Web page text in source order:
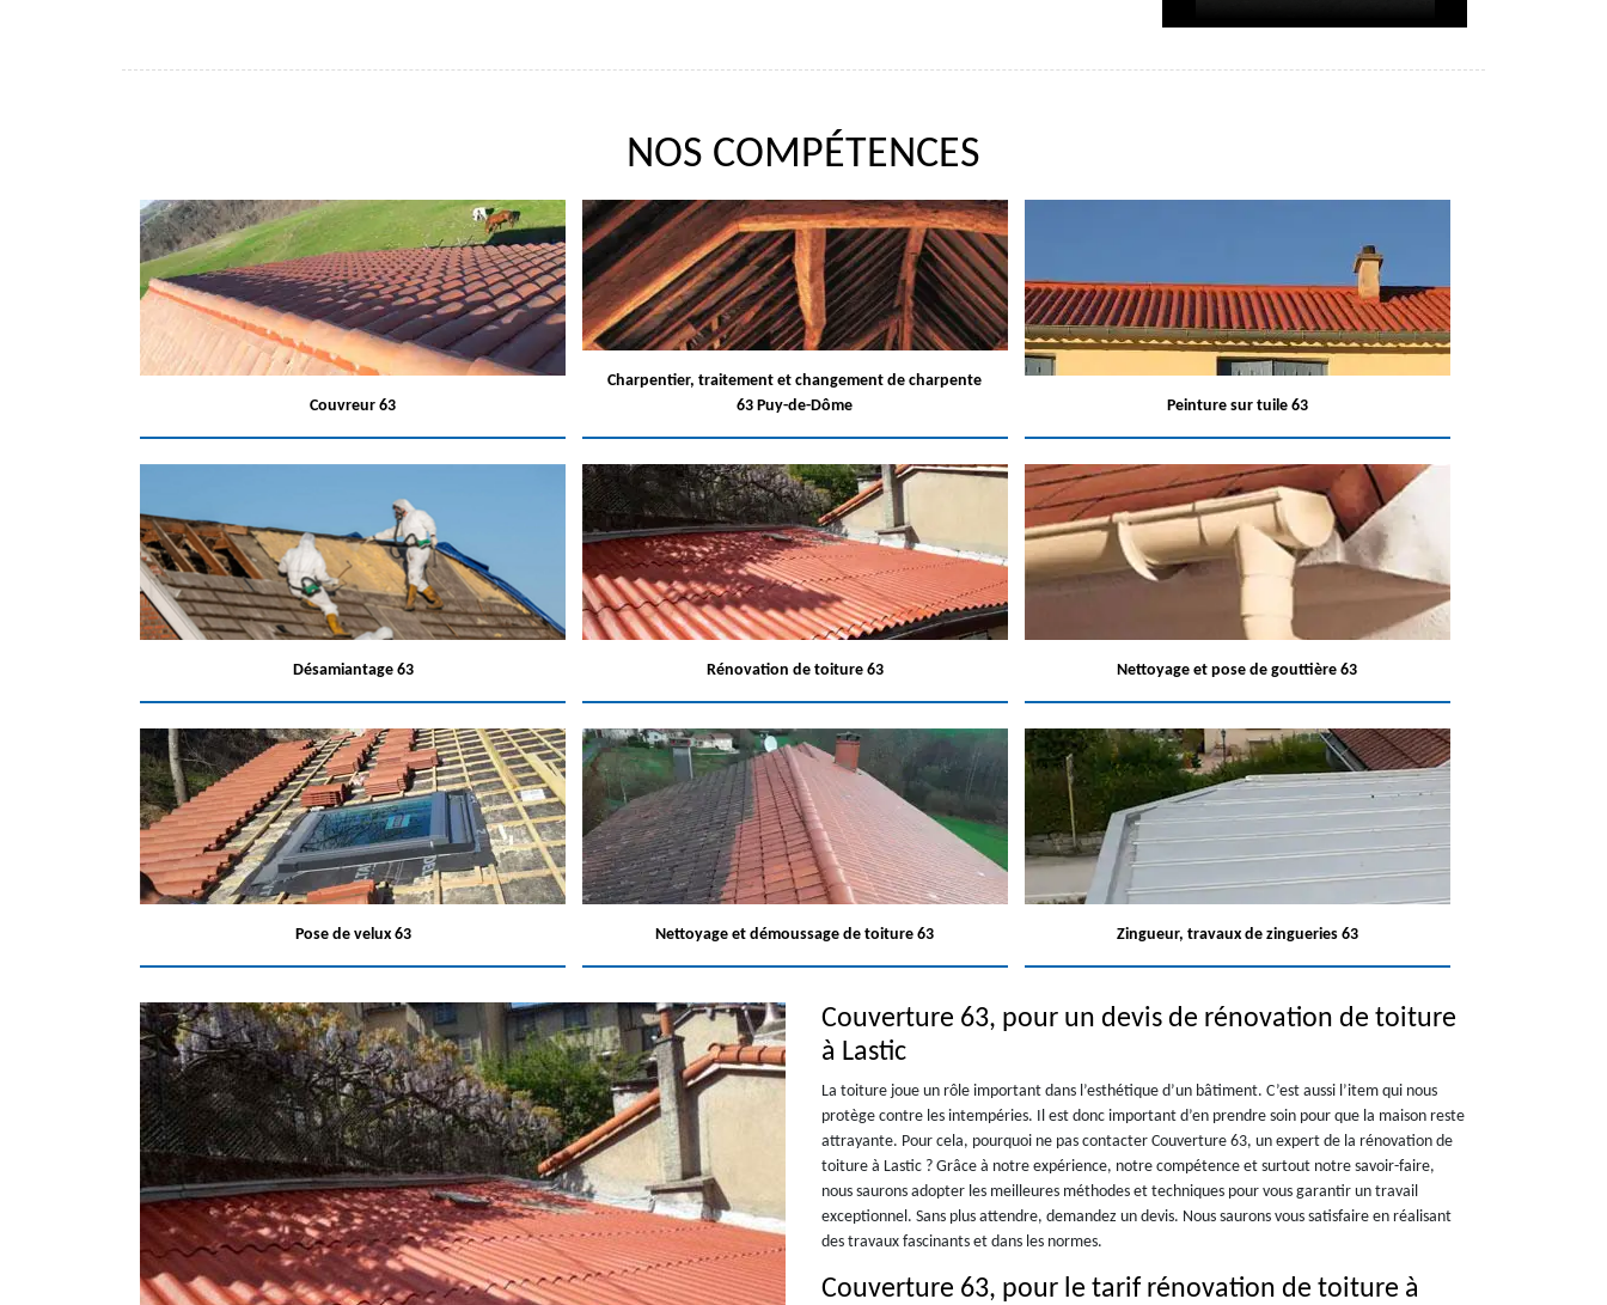
NOS COMPÉTENCES
Couvreur 63
Charpentier, traitement et changement de charpente
63 Puy-de-Dôme
Peinture sur tuile 63
Désamiantage 63 Rénovation de toiture 63 Nettoyage et pose de gouttière 63
Pose de velux 63 Nettoyage et démoussage de toiture 63 Zingueur, travaux de zingueries 63
Couverture 63, pour un devis de rénovation de toiture
à Lastic
La toiture joue un rôle important dans l’esthétique d’un bâtiment. C’est aussi l’item qui nous
protège contre les intempéries. Il est donc important d’en prendre soin pour que la maison reste
attrayante. Pour cela, pourquoi ne pas contacter Couverture 63, un expert de la rénovation de
toiture à Lastic ? Grâce à notre expérience, notre compétence et surtout notre savoir-faire,
nous saurons adopter les meilleures méthodes et techniques pour vous garantir un travail
exceptionnel. Sans plus attendre, demandez un devis. Nous saurons vous satisfaire en réalisant
des travaux fascinants et dans les normes.
Couverture 63, pour le tarif rénovation de toiture à